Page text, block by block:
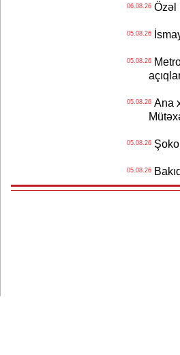
06.08.26Özəl
05.08.26
05.08.26
05.08.26Ana
05.08.26
05.08.26